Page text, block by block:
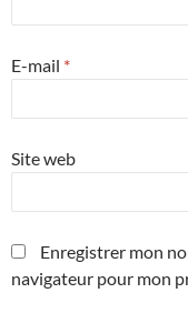
E-mail *
Site web
Enregistrer mon
navigateur pour mon